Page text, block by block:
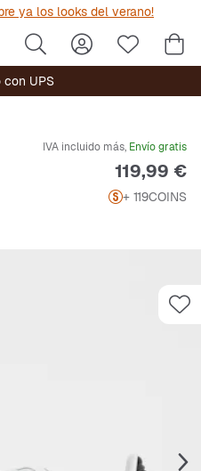
ya los looks del verano!
con UPS
IVA incluido más, Envío gratis
Precio
119,99 €
+ 119COINS